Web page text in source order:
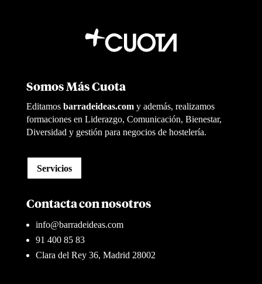
Somos Más Cuota
Editamosbarradeideas.com y además, realizamos
formaciones en Liderazgo, Comunicación, Bienestar,
Diversidad y gestión para negocios de hostelería.
Servicios
Contacta con nosotros
info@barradeideas.com
91 400 85 83
Clara del Rey 36, Madrid 28002